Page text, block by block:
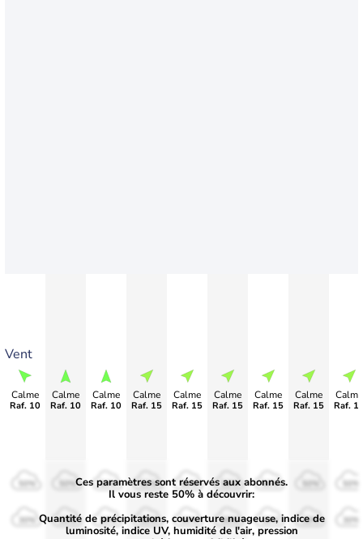
Vent
Calme
Raf. 10
Calme
Raf. 10
Calme
Raf. 10
Calme
Raf. 15
Calme
Raf. 15
Calme
Raf. 15
Calme
Raf. 15
Calme
Raf. 15
Calme
Raf.
50%
30%
50%
30%
50%
30%
50%
30%
50%
30%
50%
30%
50%
30% 30% 30%
Ces paramètres sont réservés aux abonnés.
Il vous reste 50% à découvrir:
Quantité de précipitations, couverture nuageuse, indice de
luminosité, indice UV, humidité de l'air, pression